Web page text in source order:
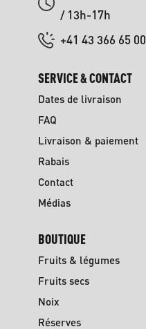
/ 13h-17h
+41 43 366 65 00
SERVICE & CONTACT
Dates de livraison
FAQ
Livraison & paiement
Rabais
Contact
Médias
BOUTIQUE
Fruits & légumes
Fruits secs
Noix
Réserves